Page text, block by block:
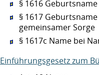
§ 1616
§ 1617
gemeinsamer Sorge
§ 1617c Name bei
Einführungsgesetz zum